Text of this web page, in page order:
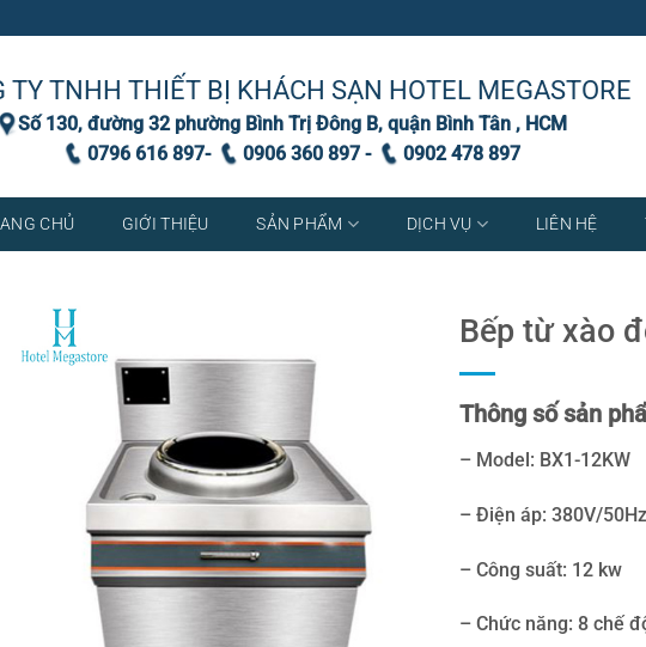
TY TNHH THIẾT BỊ KHÁCH SẠN HOTEL MEGASTORE
Số 130, đường 32 phường Bình Trị Đông B, quận Bình Tân , HCM
0796 616 897-
0906 360 897 - 0902 478 897
CHỦ GIỚI THIỆU SẢN PHẨM DỊCH VỤ LIÊN HỆ
Bếp từ xào
Thông số sản
– Model: BX1-12KW
– Điện áp: 380V/
– Công suất: 12 kw
– Chức năng: 8 chế